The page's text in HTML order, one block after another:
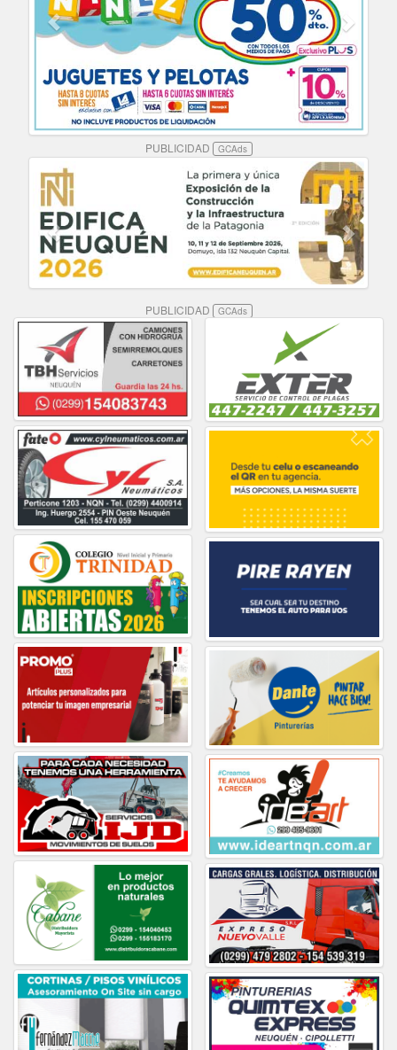
PUBLICIDAD GCAds
PUBLICIDAD GCAds